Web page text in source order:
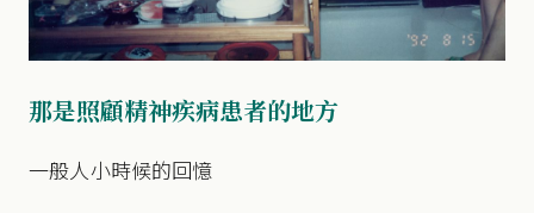
那是照顧精神疾病患者的地方
一般人小時候的回憶